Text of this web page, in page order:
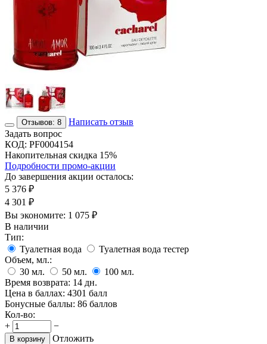
Отзывов: 8
Написать отзыв
Задать вопрос
КОД: PF0004154
Накопительная скидка 15%
Подробности промо-акции
До завершения акции осталось:
5 376 ₽
4 301 ₽
Вы экономите: 1 075 ₽
В наличии
Тип:
Туалетная вода
Туалетная вода тестер
Объем, мл.:
30 мл. 50 мл. 100 мл.
Время возврата: 14 дн.
Цена в баллах: 4301 балл
Бонусные баллы: 86 баллов
Кол-во:
+
−
В корзину
Отложить